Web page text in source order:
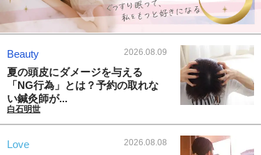
Beauty 2026.08.09
夏の頭皮にダメージを与える
「NG行為」とは？予約の取れな
い鍼灸師が...
白石明世
Love 2026.08.08